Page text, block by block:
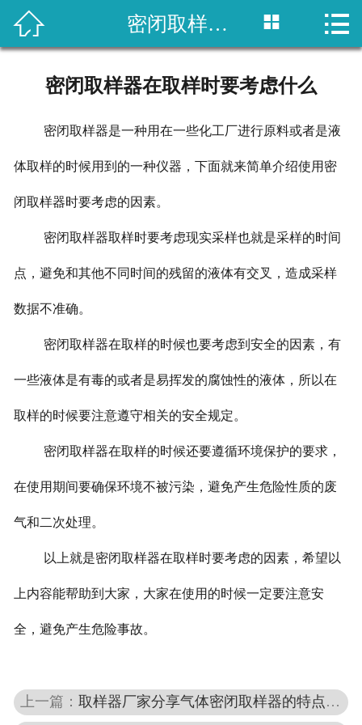
网站首页
联系我们
 密闭取样器在取样时要考虑什么  
密闭取样器在取样时要考虑什么
密闭取样器是一种用在一些化工厂进行原料或者是液
体取样的时候用到的一种仪器，下面就来简单介绍使用密
闭取样器时要考虑的因素。
密闭取样器取样时要考虑现实采样也就是采样的时间
点，避免和其他不同时间的残留的液体有交叉，造成采样
数据不准确。
密闭取样器在取样的时候也要考虑到安全的因素，有
一些液体是有毒的或者是易挥发的腐蚀性的液体，所以在
取样的时候要注意遵守相关的安全规定。
密闭取样器在取样的时候还要遵循环境保护的要求，
在使用期间要确保环境不被污染，避免产生危险性质的废
气和二次处理。
以上就是密闭取样器在取样时要考虑的因素，希望以
上内容能帮助到大家，大家在使用的时候一定要注意安
全，避免产生危险事故。
上一篇：取样器厂家分享气体密闭取样器的特点有哪些